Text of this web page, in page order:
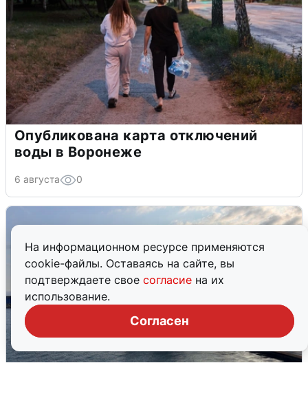
На информационном ресурсе применяются
cookie-файлы. Оставаясь на сайте, вы
подтверждаете свое согласие на их
использование.
Согласен
Опубликована карта отключений
воды в Воронеже
6 августа 0